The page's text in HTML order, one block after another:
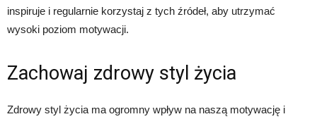
inspiruje i regularnie korzystaj z tych źródeł, aby utrzymać
wysoki poziom motywacji.
Zachowaj zdrowy styl życia
Zdrowy styl życia ma ogromny wpływ na naszą motywację i